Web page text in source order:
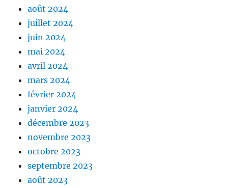
août 2024
juillet 2024
juin 2024
mai 2024
avril 2024
mars 2024
février 2024
janvier 2024
décembre 2023
novembre 2023
octobre 2023
septembre 2023
août 2023